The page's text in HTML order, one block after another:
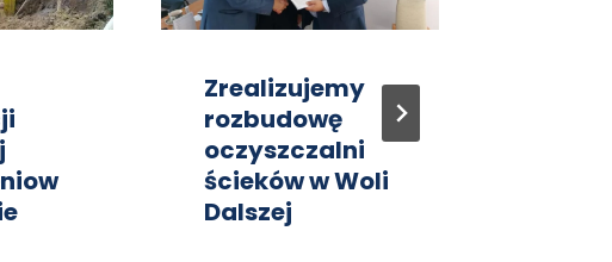
Zrealizujemy
rozbudowę
oczyszczalni
ścieków w Woli
Dalszej